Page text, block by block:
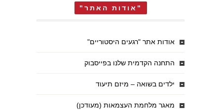
"אודות האתר"
אודות אתר "רגעים היסטוריים"
התחנה הקדמית שלנו בפייסבוק
ילדים בשואה – מיזם תיעוד
מאגר מלחמת העצמאות (מעודכן)